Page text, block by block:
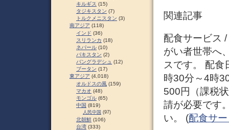
関連記事
配食サービス
がい者世帯へ
スです。 配食
時30分～4時
500円（課税
請が必要です
い。 (配食サ
キルギス (15)
タジキスタン (7)
トルクメニスタン (3)
南アジア (118)
インド (36)
スリランカ (18)
ネパール (10)
パキスタン (2)
バングラデシュ (12)
ブータン (17)
東アジア (4,018)
オルドスの風 (159)
マカオ (48)
モンゴル (65)
中国 (819)
人民中国 (97)
北朝鮮 (106)
台湾 (333)